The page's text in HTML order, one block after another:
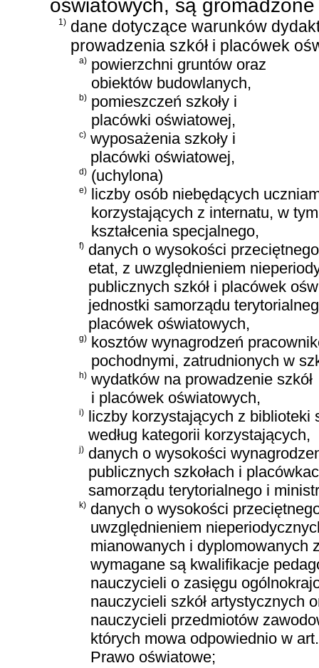
oświatowych, są
1) dane dotyczące warunków
prowadzenia szkół i placówek
a) powierzchni gruntów oraz
obiektów budowlanych,
b) pomieszczeń szkoły i
placówki oświatowej,
c) wyposażenia szkoły i
placówki oświatowej,
d) (uchylona)
e)
liczby osób niebędących
korzystających z internatu, w
kształcenia specjalnego,
f) danych o wysokości
etat, z uwzględnieniem
publicznych szkół i placówek
jednostki samorządu
placówek oświatowych,
g)
kosztów wynagrodzeń
pochodnymi, zatrudnionych w
h) wydatków na prowadzenie szkół
i placówek oświatowych,
i)
liczby korzystających z biblioteki
według kategorii korzystających,
j) danych o wysokości
publicznych szkołach i
samorządu terytorialnego i
k) danych o wysokości
uwzględnieniem
mianowanych i dyplomowanych
wymagane są kwalifikacje
nauczycieli o zasięgu
nauczycieli szkół artystycznych
nauczycieli przedmiotów
których mowa odpowiednio w
Prawo oświatowe;